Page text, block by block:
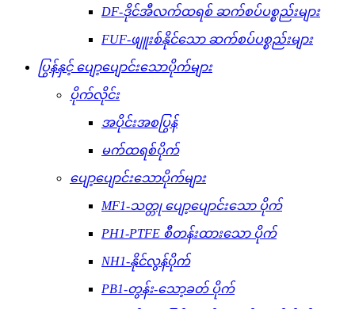
DF-ဒိုင်အီလက်ထရစ် ဆက်စပ်ပစ္စည်းများ
FUF-ဖျူးစ်နိုင်သော ဆက်စပ်ပစ္စည်းများ
ပြွန်နှင့် ပျော့ပျောင်းသောပိုက်များ
ပိုက်လိုင်း
အပိုင်းအစပြွန်
မက်ထရစ်ပိုက်
ပျော့ပျောင်းသောပိုက်များ
MF1-သတ္တု ပျော့ပျောင်းသော ပိုက်
PH1-PTFE စီတန်းထားသော ပိုက်
NH1-နိုင်လွန်ပိုက်
PB1-တွန်း-သော့ခတ် ပိုက်